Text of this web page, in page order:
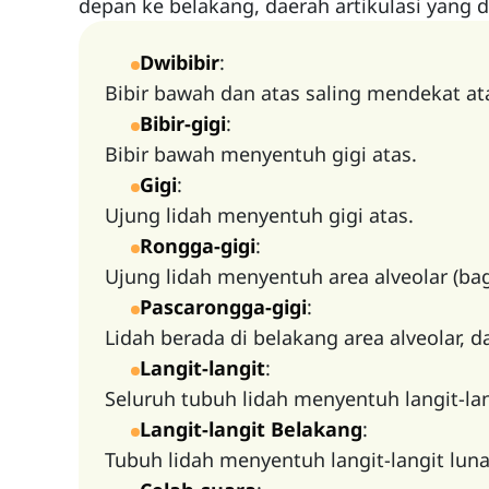
depan ke belakang, daerah artikulasi yang
Dwibibir:
Bibir bawah dan atas saling mendekat
Bibir-gigi:
Bibir bawah menyentuh gigi atas.
Gigi:
Ujung lidah menyentuh gigi atas.
Rongga-gigi:
Ujung lidah menyentuh area alveolar
Pascarongga-gigi:
Lidah berada di belakang area alveolar,
Langit-langit:
Seluruh tubuh lidah menyentuh langit-
Langit-langit Belakang:
Tubuh lidah menyentuh langit-langit